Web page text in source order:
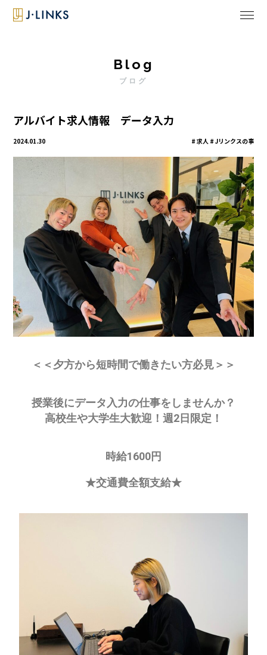
Blog
ブログ
アルバイト求人情報 データ入力
2024.01.30 求人 # Jリンクスの事
＜＜夕方から短時間で働きたい方必見＞＞
授業後にデータ入力の仕事をしませんか？
高校生や大学生大歓迎！週2日限定！
時給1600円
★交通費全額支給★